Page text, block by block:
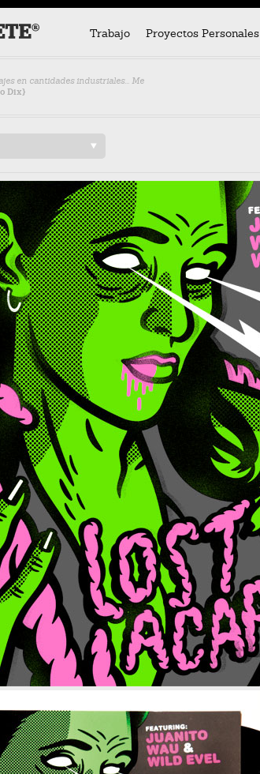
Trabajo Proyectos Personales
en cantidades industriales... Me
Dix}
/